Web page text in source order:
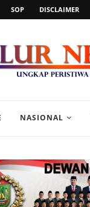
SOP DISCLAIMER
NASIONAL